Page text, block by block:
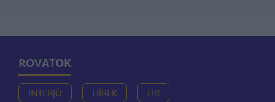
ROVATOK
INTERJÚ HÍREK HR